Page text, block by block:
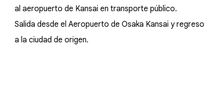
al aeropuerto de Kansai en transporte público.
Salida desde el Aeropuerto de Osaka Kansai y regreso
a la ciudad de origen.